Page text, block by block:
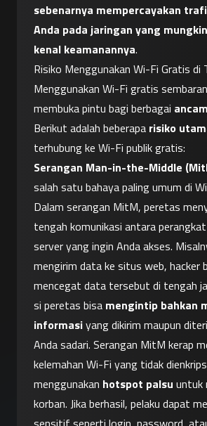
sebenarnya mempercayakan
Anda pada jaringan yang
kenal keamanannya.
Risiko Menggunakan Wi-Fi Gratis di
Menggunakan Wi-Fi gratis
membuka pintu bagi berbagai
Berikut adalah beberapa risiko
terhubung ke Wi-Fi publik gratis:
Serangan Man-in-the-Middle
salah satu bahaya paling umum di
Dalam serangan MitM, peretas
tengah komunikasi antara
server yang ingin Anda akses.
mengirim data ke situs web, hacker
mencegat data tersebut di tengah
si peretas bisa mengintip bahkan
informasi yang dikirim maupun
Anda sadari. Serangan MitM kerap
kelemahan Wi-Fi yang tidak
menggunakan hotspot palsu untuk
korban. Jika berhasil, pelaku dapat